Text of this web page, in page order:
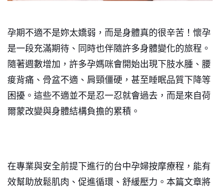
孕期不適不是妳太嬌弱，而是身體真的很辛苦！懷孕
是一段充滿期待、同時也伴隨許多身體變化的旅程。
隨著週數增加，許多孕媽咪會開始出現下肢水腫、腰
痠背痛、骨盆不適、肩頸僵硬，甚至睡眠品質下降等
困擾。這些不適並不是忍一忍就會過去，而是來自荷
爾蒙改變與身體結構負擔的累積。
在專業與安全前提下進行的台中孕婦按摩療程，能有
效幫助放鬆肌肉、促進循環、舒緩壓力。本篇文章將